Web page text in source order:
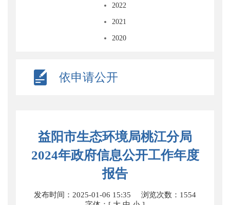
2022
2021
2020
依申请公开
益阳市生态环境局桃江分局
2024年政府信息公开工作年度
报告
发布时间：2025-01-06 15:35 浏览次数： 1554